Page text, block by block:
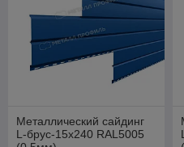
Металлический сайдинг
L-брус-15х240 RAL5005